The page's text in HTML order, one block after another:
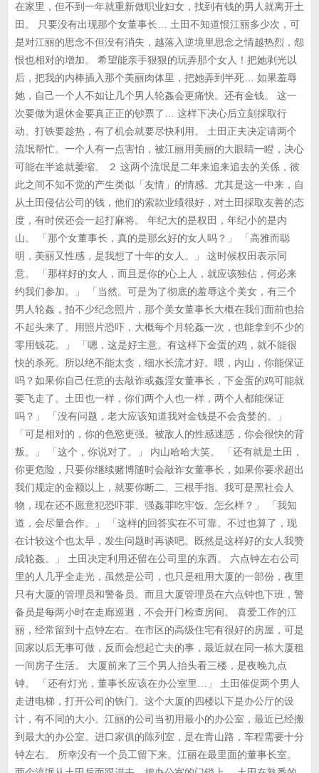
在家里，但不到一年就重新做职业妇女，找到有钱的男人就离开土
田。 只要没有出现那个女董事长… 土田不知道恨江丽多少次，可
是对江丽的思念不但没有消失，越落入逆境里思念之情越热烈，怨
恨也相对的增加。 希望能亲手狠狠的玩弄那个女人！把她剥光以
后，把我的内棒插入那个美丽肉体里，把她弄到半死… 如果羞辱
她，自己一个人不如让几个男人轮姦会更痛快。还有金钱。 这一
次要做为退休金要真正正的钞票了… 这样下决心后立刻採取行
动。打铁要趁热，有了机会就要尽快利用。 土田正夫决定请两个
流氓帮忙。一个人有一点害怕，被江丽用美丽的大眼睛一瞪，决心
可能在半途就萎缩。 ２ 这两个流氓是二年来追来追去的关係，彼
此之间不知不觉的产生类似「友情」的情感。尤其是这一中来，自
从土田侵佔公司的钱，他们的索款业绩很好，对土田採取友善的态
度，有时侯还会一起打麻将。 年纪大的是权田，年纪小的是内
山。 「那个女董事长，真的是那幺好的女人吗？」 「高雅而聪
明，美丽又性感，是我想了十年的女人。」 这时候权田表示同
意。 「那样好的女人，而且是你的心上人，就应该独佔，何必来
约我们参加。」 「当然。可是为了彻底的羞辱这个美女，有三个
男人轮姦，拍不少纪念照片，那个美女董事长大概在我们面前也抬
不起头来了。用照片恐吓，大概每个月轮姦一次，也能拿到不少的
零用钱花。」 「嗯，这是好主意。有这样下金蛋的鸡，就不能很
快的杀死。所以绝不能太贪，细水长流才好。喂，内山，你能保证
吗？如果你自己任意的去敲诈或姦淫女董事长，下金蛋的鸡可能就
要飞走了。土田也一样，你们两个人也一样，两个人都能保证
吗？」 「没有问题，老大应该知道我对金钱是不会贪婪的。」
「可是相对的，你的色慾更强。被敌人的性感迷惑，你会很快的背
叛。」 「这个，你说对了。」 内山哈哈大笑。 「还有就是土田，
你更危险，只要你继续赌博随时会敲诈女董事长，如果你要求超出
我们规定的金额以上，就要你断二、三根手指。我可是黑社会人
物，现在还不愿意犯恐吓罪、强姦罪吃牢饭。怎幺样？」 「我知
道，会尽量合作。」 「这样的回答实在不可靠。不过也算了，现
在计较这个也太早，发生问题时再谈吧。既然是这样好的女人我赞
成轮姦。」 土田决定利用还留在公司里的东西。 六点钟左右公司
里的人几乎全走光，虽然是公司，也只是租用大厦的一部份，夜里
只有大厦的管理员和警备员。而且大厦管理员在六点钟也下班，警
备员是每两小时在走廊巡迥，不会开门检查房间。 喜爱工作的江
丽，经常留到十点钟左右。在市区的高级住宅有很好的房屋，可是
回家以后无事可做，反而会想起亡夫的事，最近就在同一栋大厦租
一间房子生活。 大厦前来了三个男人抬头看三楼，是夜晚九点
钟。 「还有灯光，董事长应该在办公室里…」 土田催促两个男人
走进电梯，打开公司的铁门。这个大厦的四楼以下是办公厅的设
计，有不同的大小。江丽的公司当初用最小的办公室，最近已经搬
到最大的办公室。进口家俱的陈列室，是在青山路，车程需要十分
钟左右。 所幸没有一个员工留下来。江丽在最里面的董事长室。